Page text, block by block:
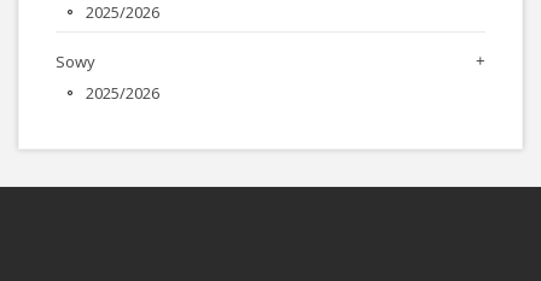
2025/2026
Sowy
2025/2026